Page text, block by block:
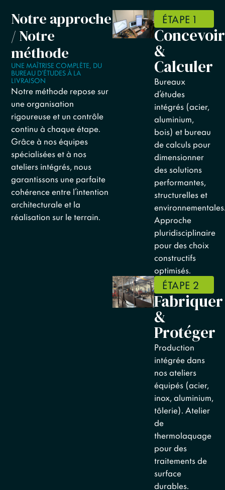
Notre approche
/ Notre
méthode
UNE MAÎTRISE COMPLÈTE, DU
BUREAU D’ÉTUDES À LA
LIVRAISON
Notre méthode repose sur
une organisation
rigoureuse et un contrôle
continu à chaque étape.
Grâce à nos équipes
spécialisées et à nos
ateliers intégrés, nous
garantissons une parfaite
cohérence entre l’intention
architecturale et la
réalisation sur le terrain.
ÉTAPE 1
Concevoir
&
Calculer
Bureaux
d’études
intégrés (acier,
aluminium,
bois) et bureau
de calculs pour
dimensionner
des solutions
performantes,
structurelles et
Approche
pluridisciplinaire
pour des choix
constructifs
optimisés.
ÉTAPE 2
Fabriquer
&
Protéger
Production
intégrée dans
nos ateliers
équipés (acier,
inox, aluminium,
tôlerie). Atelier
de
thermolaquage
pour des
traitements de
surface
durables.